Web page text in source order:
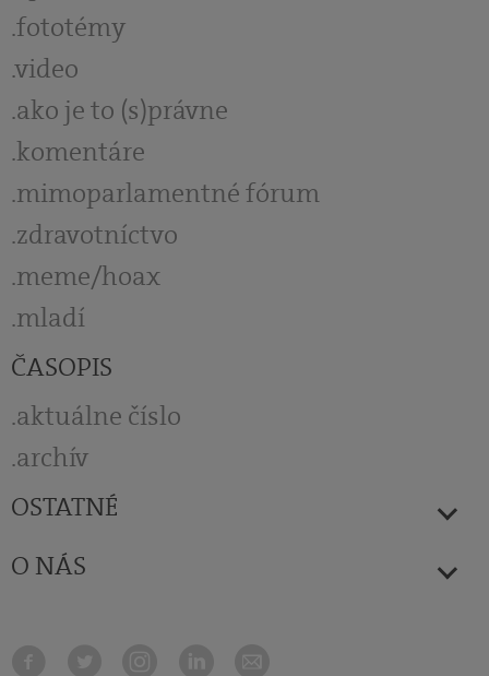
fototémy
video
ako je to (s)právne
komentáre
mimoparlamentné fórum
zdravotníctvo
meme/hoax
mladí
ČASOPIS
aktuálne číslo
archív
OSTATNÉ
O NÁS